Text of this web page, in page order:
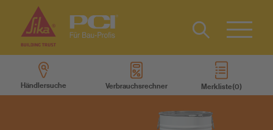
Produkte
Type 2 or
more
characters
Händlersuche Verbrauchsrechner Merkliste
Kontakt
EN